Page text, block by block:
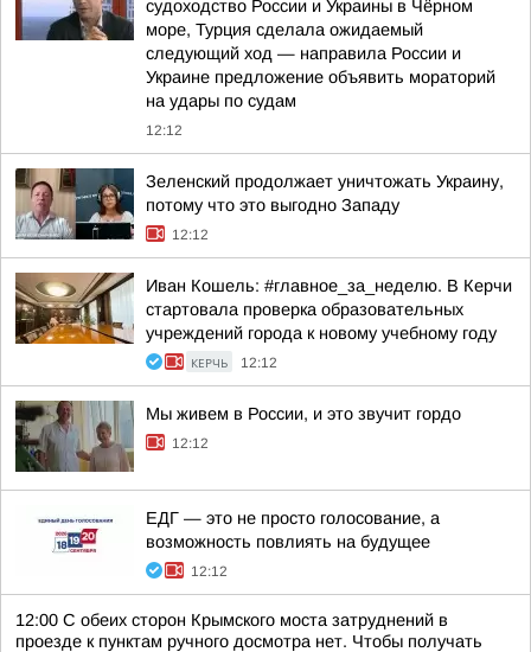
судоходство России и Украины в Чёрном
море, Турция сделала ожидаемый
следующий ход — направила России и
Украине предложение объявить мораторий
на удары по судам
12:12
Зеленский продолжает уничтожать Украину,
потому что это выгодно Западу
12:12
Иван Кошель: #главное_за_неделю. В Керчи
стартовала проверка образовательных
учреждений города к новому учебному году
КЕРЧЬ 12:12
Мы живем в России, и это звучит гордо
12:12
ЕДГ — это не просто голосование, а
возможность повлиять на будущее
12:12
12:00 С обеих сторон Крымского моста затруднений в
проезде к пунктам ручного досмотра нет. Чтобы получать